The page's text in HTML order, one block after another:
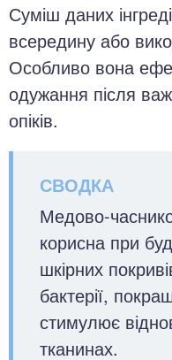
Суміш даних
всередину або
Особливо вона
одужання після
опіків.
Медово-
корисна при
шкірних
бактерії,
стимулює
тканинах.